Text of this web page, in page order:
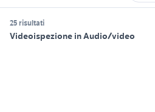
25 risultati
Videoispezione in Audio/video